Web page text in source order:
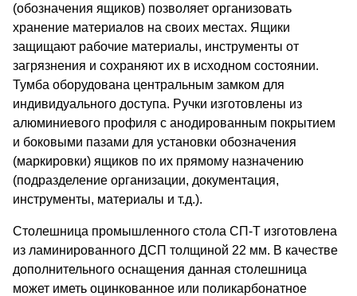
(обозначения ящиков) позволяет организовать
хранение материалов на своих местах. Ящики
защищают рабочие материалы, инструменты от
загрязнения и сохраняют их в исходном состоянии.
Тумба оборудована центральным замком для
индивидуального доступа. Ручки изготовлены из
алюминиевого профиля с анодированным покрытием
и боковыми пазами для установки обозначения
(маркировки) ящиков по их прямому назначению
(подразделение организации, документация,
инструменты, материалы и т.д.).
Столешница промышленного стола СП-Т изготовлена
из ламинированного ДСП толщиной 22 мм. В качестве
дополнительного оснащения данная столешница
может иметь оцинкованное или поликарбонатное